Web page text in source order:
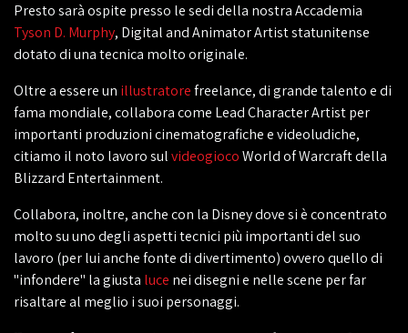
Presto sarà ospite presso le sedi della nostra Accademia
Tyson D. Murphy, Digital and Animator Artist statunitense
dotato di una tecnica molto originale.
Oltre a essere un illustratorefreelance, di grande talento e di
fama mondiale, collabora come Lead Character Artist per
importanti produzioni cinematografiche e videoludiche,
citiamo il noto lavoro sulvideogiocoWorld of Warcraft della
Blizzard Entertainment.
Collabora, inoltre, anche con la Disney dove si è concentrato
molto su uno degli aspetti tecnici più importanti del suo
lavoro (per lui anche fonte di divertimento) ovvero quello di
"infondere" la giusta luce nei disegni e nelle scene per far
risaltare al meglio i suoi personaggi.